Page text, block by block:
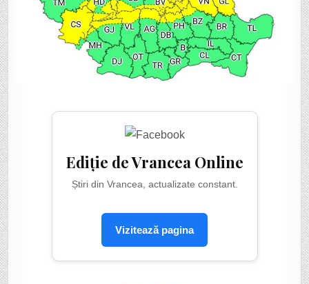
Ediție de Vrancea Online
Știri din Vrancea, actualizate constant.
Vizitează pagina